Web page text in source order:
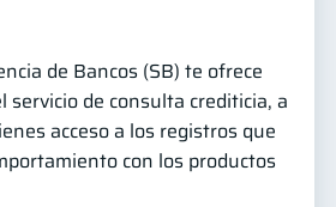
de Bancos (SB) te ofrece
de consulta crediticia, a
acceso a los registros que
con los productos